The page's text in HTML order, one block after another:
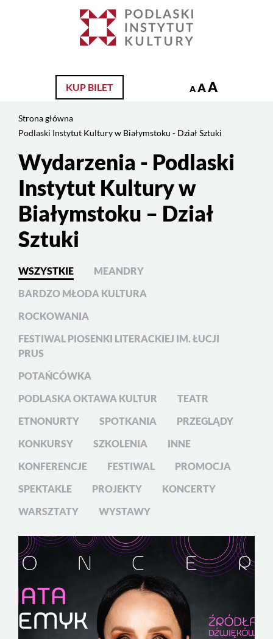
Dział
Sztuki
KUP BILET A AA
Strona główna
Podlaski Instytut Kultury w Białymstoku - Dział Sztuki
Wydarzenia - Podlaski
Instytut Kultury w
Białymstoku – Dział
Sztuki
WSZYSTKIE
MEANDRY
BARDZO MŁODA KULTURA
ROCKOWANIA
FESTIWAL PIOSENKI LITERACKIEJ IM. ŁUCJI
PRUS
POTAŃCÓWKA
PODLASKA OKTAWA KULTUR
TEATR
ETNONURTY
SPOTKANIA
PRZEGLĄDY
KONKURSY
SZKOLENIA
INNE
KONFERENCJE
FESTIWAL
PROMOCJA
SPEKTAKLE
PROJEKTY
KONCERTY
WARSZTATY
WYSTAWY